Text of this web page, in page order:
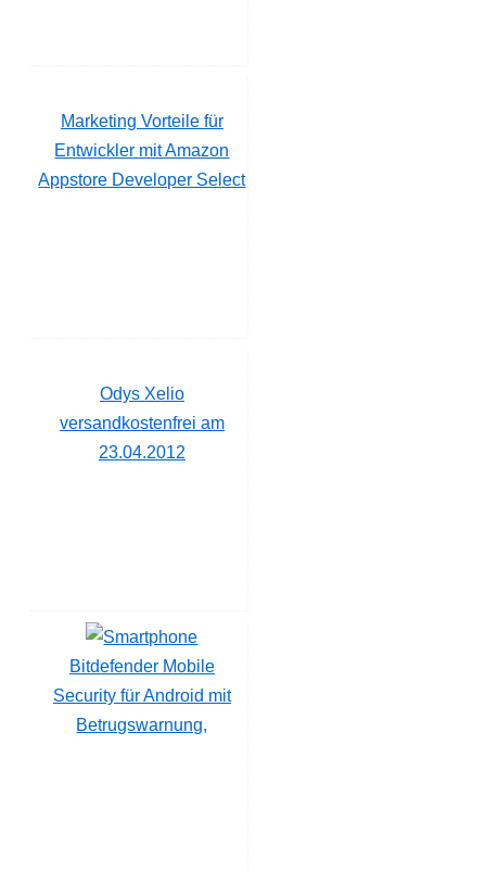
Marketing Vorteile für
Entwickler mit Amazon
Appstore Developer Select
Odys Xelio
versandkostenfrei am
23.04.2012
Bitdefender Mobile
Security für Android mit
Betrugswarnung,